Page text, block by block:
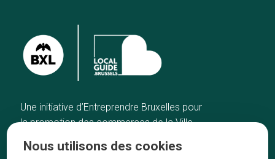
Une initiative d’Entreprendre Bruxelles pour
la promotion des commerces de la Ville
Accueil
Artisans
Nous utilisons des cookies